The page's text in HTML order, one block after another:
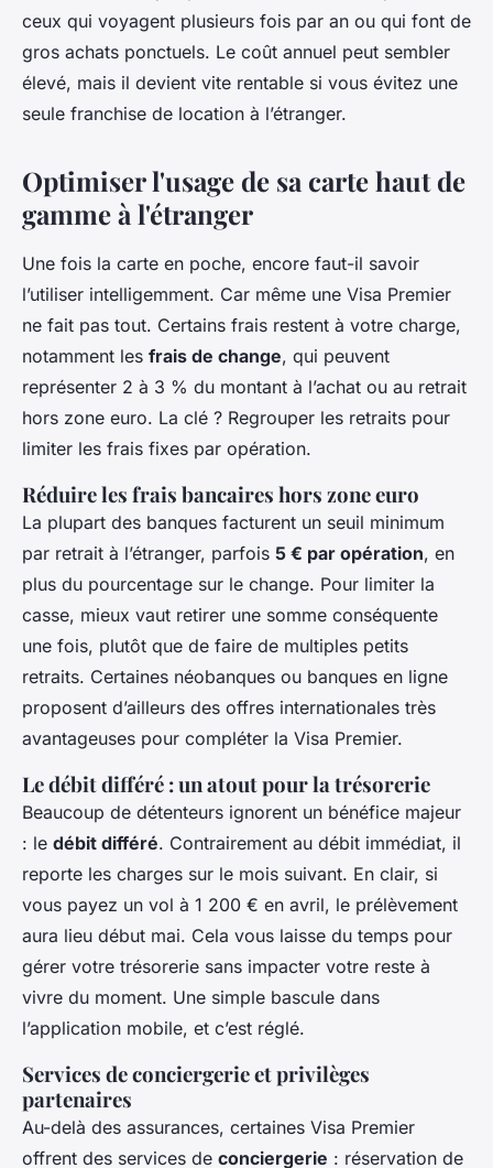
ceux qui voyagent plusieurs fois par an ou qui font de
gros achats ponctuels. Le coût annuel peut sembler
élevé, mais il devient vite rentable si vous évitez une
seule franchise de location à l’étranger.
Optimiser l'usage de sa carte haut de
gamme à l'étranger
Une fois la carte en poche, encore faut-il savoir
l’utiliser intelligemment. Car même une Visa Premier
ne fait pas tout. Certains frais restent à votre charge,
notamment les frais de change, qui peuvent
représenter 2 à 3 % du montant à l’achat ou au retrait
hors zone euro. La clé ? Regrouper les retraits pour
limiter les frais fixes par opération.
Réduire les frais bancaires hors zone euro
La plupart des banques facturent un seuil minimum
par retrait à l’étranger, parfois 5 € par opération, en
plus du pourcentage sur le change. Pour limiter la
casse, mieux vaut retirer une somme conséquente
une fois, plutôt que de faire de multiples petits
retraits. Certaines néobanques ou banques en ligne
proposent d’ailleurs des offres internationales très
avantageuses pour compléter la Visa Premier.
Le débit différé : un atout pour la trésorerie
Beaucoup de détenteurs ignorent un bénéfice majeur
: le débit différé. Contrairement au débit immédiat, il
reporte les charges sur le mois suivant. En clair, si
vous payez un vol à 1 200 € en avril, le prélèvement
aura lieu début mai. Cela vous laisse du temps pour
gérer votre trésorerie sans impacter votre reste à
vivre du moment. Une simple bascule dans
l’application mobile, et c’est réglé.
Services de conciergerie et privilèges
partenaires
Au-delà des assurances, certaines Visa Premier
offrent des services de conciergerie : réservation de